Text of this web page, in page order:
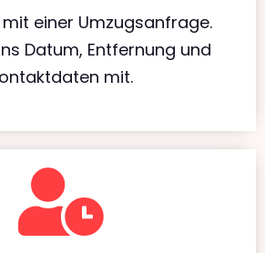
einer Umzugsanfrage.
Datum, Entfernung und
mit.